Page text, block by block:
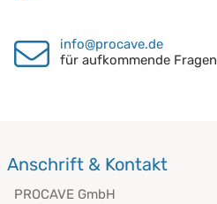
info@procave.de
für aufkommende Fragen
Anschrift & Kontakt
PROCAVE GmbH